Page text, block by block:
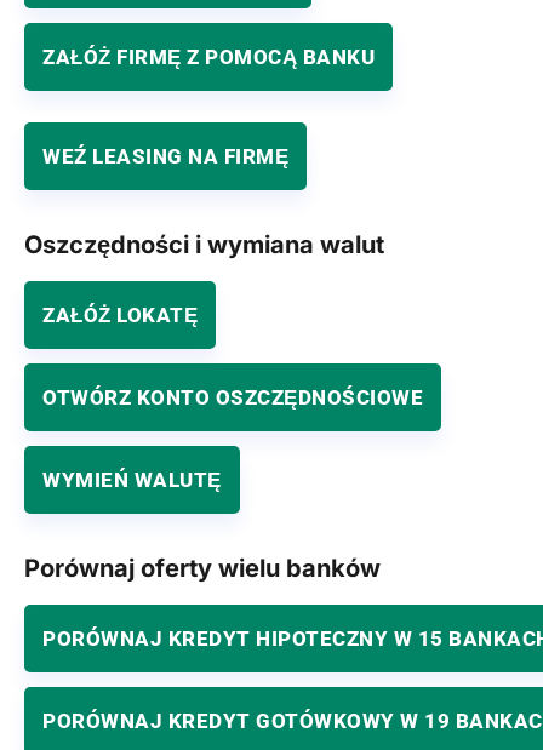
ZAŁÓŻ FIRMĘ Z POMOCĄ BANKU
WEŹ LEASING NA FIRMĘ
Oszczędności i wymiana walut
ZAŁÓŻ LOKATĘ
OTWÓRZ KONTO OSZCZĘDNOŚCIOWE
WYMIEŃ WALUTĘ
Porównaj oferty wielu banków
PORÓWNAJ KREDYT HIPOTECZNY W 15
PORÓWNAJ KREDYT GOTÓWKOWY W 19